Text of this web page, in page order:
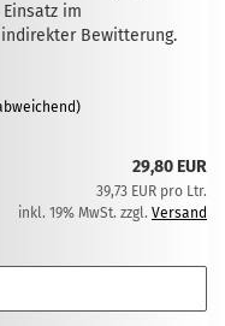
im
Bewitterung.
29,80 EUR
39,73 EUR pro Ltr.
inkl. 19% MwSt. zzgl. Versand